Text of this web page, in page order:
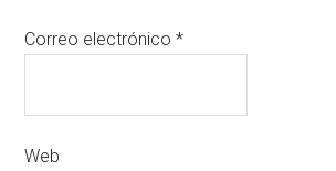
Correo electrónico*
Web